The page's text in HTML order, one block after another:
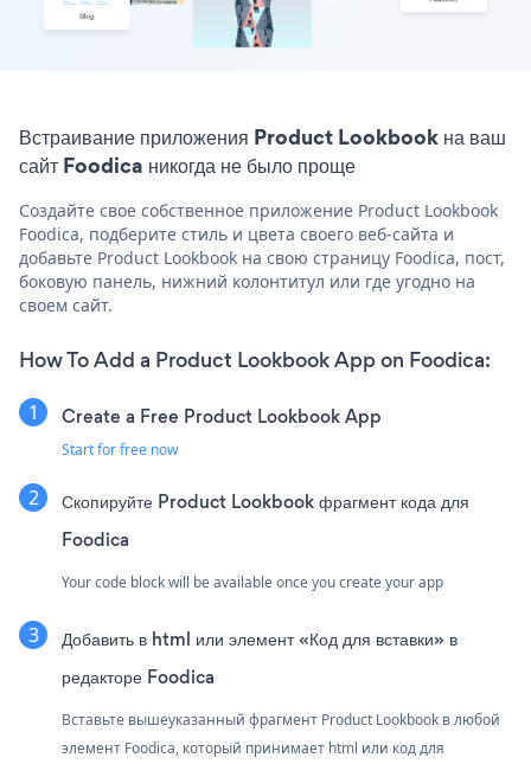
Встраивание приложения Product Lookbook на ваш
сайт Foodica никогда не было проще
Создайте свое собственное приложение Product Lookbook
Foodica, подберите стиль и цвета своего веб-сайта и
добавьте Product Lookbook на свою страницу Foodica, пост,
боковую панель, нижний колонтитул или где угодно на
своем сайт.
How To Add a Product Lookbook App on Foodica:
Create a Free Product Lookbook App
Start for free now
Скопируйте Product Lookbook фрагмент кода для
Foodica
Your code block will be available once you create your app
Добавить в html или элемент «Код для вставки» в
редакторе Foodica
Вставьте вышеуказанный фрагмент Product Lookbook в любой
элемент Foodica, который принимает html или код для